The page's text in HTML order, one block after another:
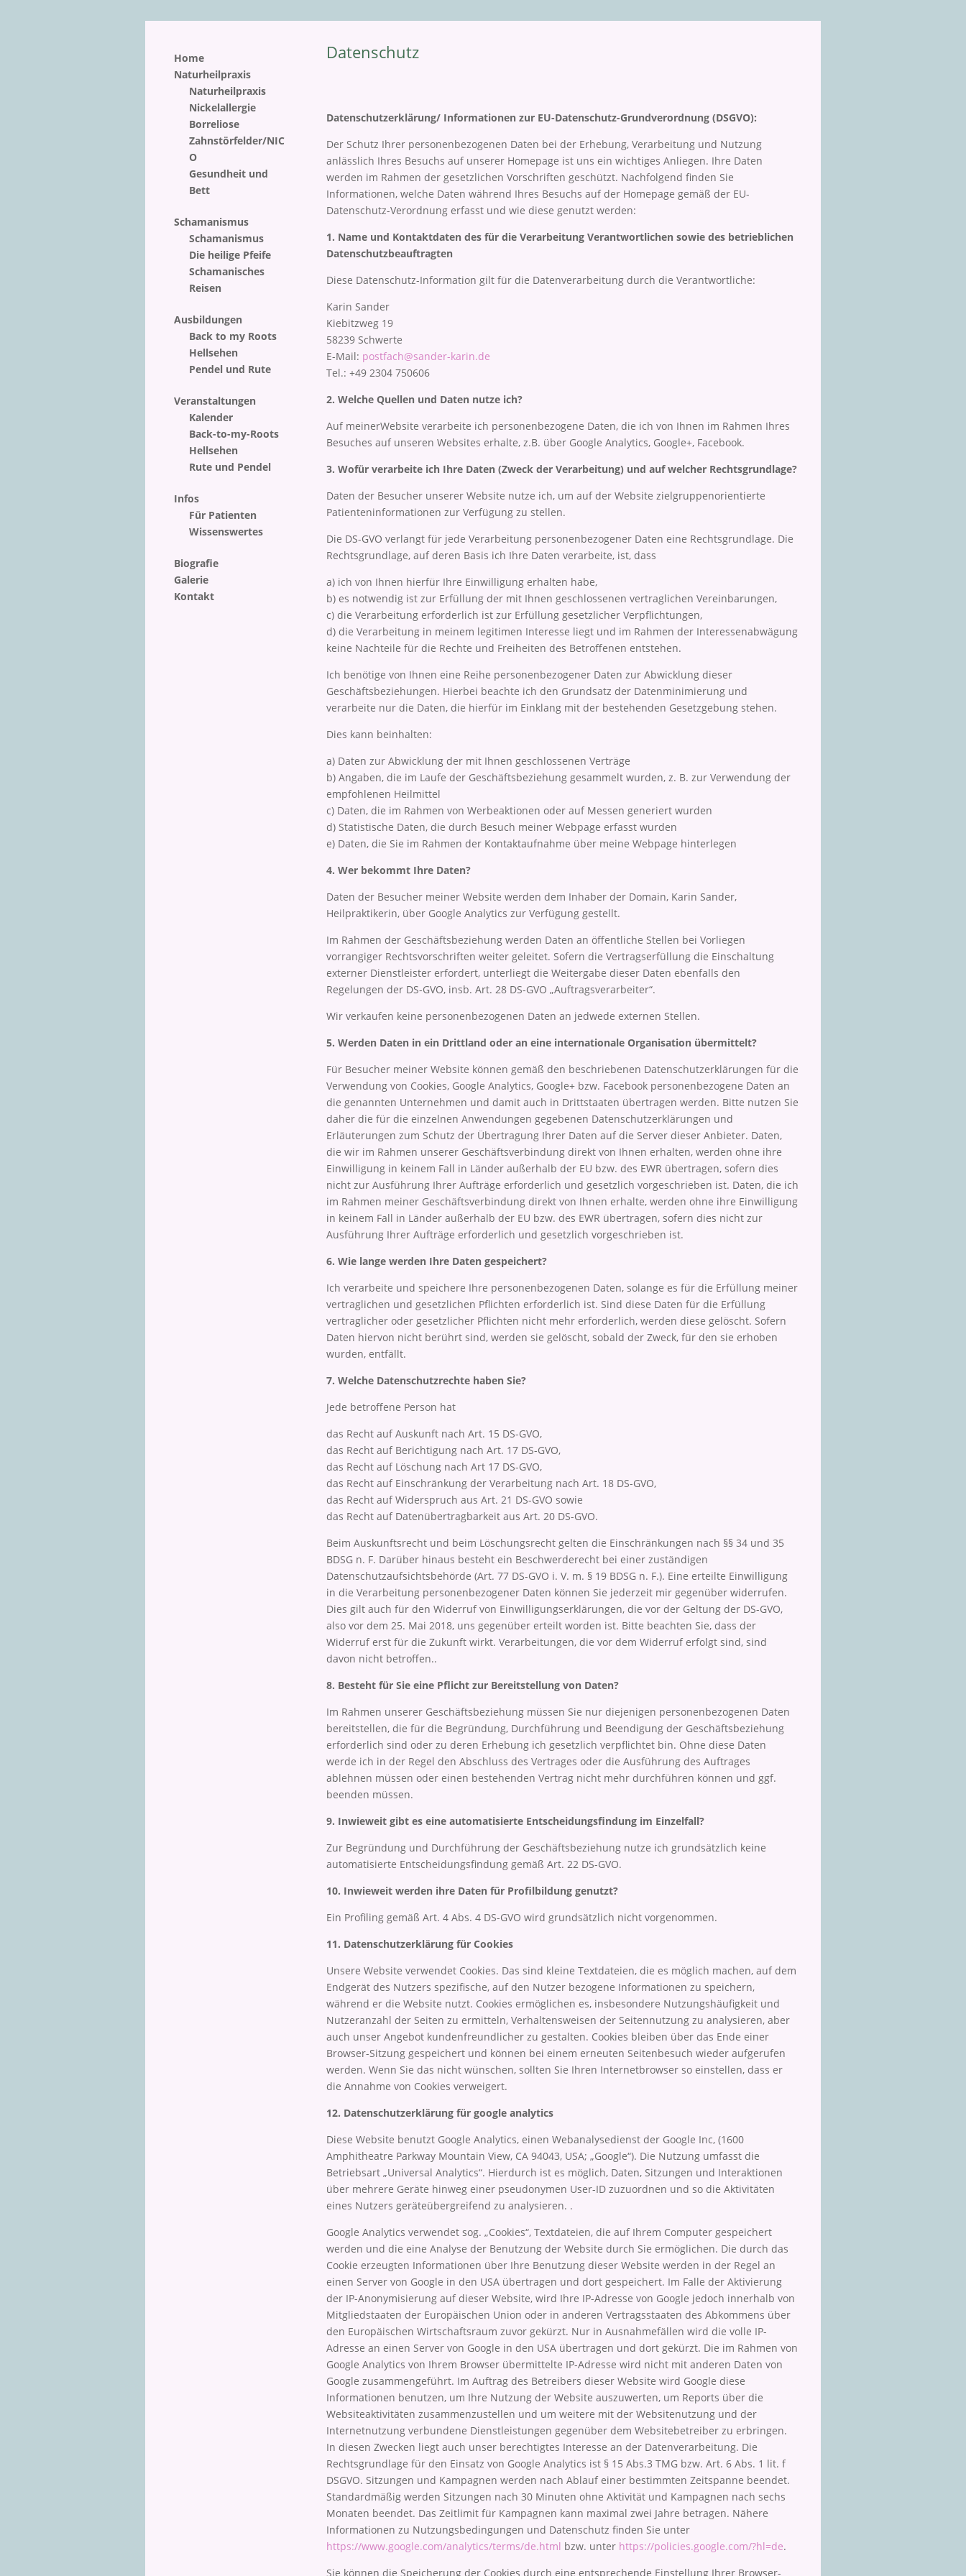
Home
Naturheilpraxis
Naturheilpraxis
Nickelallergie
Borreliose
Zahnstörfelder/NIC
O
Gesundheit und
Bett
Schamanismus
Schamanismus
Die heilige Pfeife
Schamanisches
Reisen
Ausbildungen
Back to my Roots
Hellsehen
Pendel und Rute
Veranstaltungen
Kalender
Back-to-my-Roots
Hellsehen
Rute und Pendel
Infos
Für Patienten
Wissenswertes
Biografie
Galerie
Kontakt
Datenschutz
Datenschutzerklärung/ Informationen zur EU-Datenschutz-Grundverordnung (DSGVO):
Der Schutz Ihrer personenbezogenen Daten bei der Erhebung, Verarbeitung und Nutzung
anlässlich Ihres Besuchs auf unserer Homepage ist uns ein wichtiges Anliegen. Ihre Daten
werden im Rahmen der gesetzlichen Vorschriften geschützt. Nachfolgend finden Sie
Informationen, welche Daten während Ihres Besuchs auf der Homepage gemäß der EU-
Datenschutz-Verordnung erfasst und wie diese genutzt werden:
1. Name und Kontaktdaten des für die Verarbeitung Verantwortlichen sowie des betrieblichen
Datenschutzbeauftragten
Diese Datenschutz-Information gilt für die Datenverarbeitung durch die Verantwortliche:
Karin Sander
Kiebitzweg 19
58239 Schwerte
E-Mail: postfach@sander-karin.de
Tel.: +49 2304 750606
2. Welche Quellen und Daten nutze ich?
Auf meinerWebsite verarbeite ich personenbezogene Daten, die ich von Ihnen im Rahmen Ihres
Besuches auf unseren Websites erhalte, z.B. über Google Analytics, Google+, Facebook.
3. Wofür verarbeite ich Ihre Daten (Zweck der Verarbeitung) und auf welcher Rechtsgrundlage?
Daten der Besucher unserer Website nutze ich, um auf der Website zielgruppenorientierte
Patienteninformationen zur Verfügung zu stellen.
Die DS-GVO verlangt für jede Verarbeitung personenbezogener Daten eine Rechtsgrundlage. Die
Rechtsgrundlage, auf deren Basis ich Ihre Daten verarbeite, ist, dass
a) ich von Ihnen hierfür Ihre Einwilligung erhalten habe,
b) es notwendig ist zur Erfüllung der mit Ihnen geschlossenen vertraglichen Vereinbarungen,
c) die Verarbeitung erforderlich ist zur Erfüllung gesetzlicher Verpflichtungen,
d) die Verarbeitung in meinem legitimen Interesse liegt und im Rahmen der Interessenabwägung
keine Nachteile für die Rechte und Freiheiten des Betroffenen entstehen.
Ich benötige von Ihnen eine Reihe personenbezogener Daten zur Abwicklung dieser
Geschäftsbeziehungen. Hierbei beachte ich den Grundsatz der Datenminimierung und
verarbeite nur die Daten, die hierfür im Einklang mit der bestehenden Gesetzgebung stehen.
Dies kann beinhalten:
a) Daten zur Abwicklung der mit Ihnen geschlossenen Verträge
b) Angaben, die im Laufe der Geschäftsbeziehung gesammelt wurden, z. B. zur Verwendung der
empfohlenen Heilmittel
c) Daten, die im Rahmen von Werbeaktionen oder auf Messen generiert wurden
d) Statistische Daten, die durch Besuch meiner Webpage erfasst wurden
e) Daten, die Sie im Rahmen der Kontaktaufnahme über meine Webpage hinterlegen
4. Wer bekommt Ihre Daten?
Daten der Besucher meiner Website werden dem Inhaber der Domain, Karin Sander,
Heilpraktikerin, über Google Analytics zur Verfügung gestellt.
Im Rahmen der Geschäftsbeziehung werden Daten an öffentliche Stellen bei Vorliegen
vorrangiger Rechtsvorschriften weiter geleitet. Sofern die Vertragserfüllung die Einschaltung
externer Dienstleister erfordert, unterliegt die Weitergabe dieser Daten ebenfalls den
Regelungen der DS-GVO, insb. Art. 28 DS-GVO „Auftragsverarbeiter“.
Wir verkaufen keine personenbezogenen Daten an jedwede externen Stellen.
5. Werden Daten in ein Drittland oder an eine internationale Organisation übermittelt?
Für Besucher meiner Website können gemäß den beschriebenen Datenschutzerklärungen für die
Verwendung von Cookies, Google Analytics, Google+ bzw. Facebook personenbezogene Daten an
die genannten Unternehmen und damit auch in Drittstaaten übertragen werden. Bitte nutzen Sie
daher die für die einzelnen Anwendungen gegebenen Datenschutzerklärungen und
Erläuterungen zum Schutz der Übertragung Ihrer Daten auf die Server dieser Anbieter. Daten,
die wir im Rahmen unserer Geschäftsverbindung direkt von Ihnen erhalten, werden ohne ihre
Einwilligung in keinem Fall in Länder außerhalb der EU bzw. des EWR übertragen, sofern dies
nicht zur Ausführung Ihrer Aufträge erforderlich und gesetzlich vorgeschrieben ist. Daten, die ich
im Rahmen meiner Geschäftsverbindung direkt von Ihnen erhalte, werden ohne ihre Einwilligung
in keinem Fall in Länder außerhalb der EU bzw. des EWR übertragen, sofern dies nicht zur
Ausführung Ihrer Aufträge erforderlich und gesetzlich vorgeschrieben ist.
6. Wie lange werden Ihre Daten gespeichert?
Ich verarbeite und speichere Ihre personenbezogenen Daten, solange es für die Erfüllung meiner
vertraglichen und gesetzlichen Pflichten erforderlich ist. Sind diese Daten für die Erfüllung
vertraglicher oder gesetzlicher Pflichten nicht mehr erforderlich, werden diese gelöscht. Sofern
Daten hiervon nicht berührt sind, werden sie gelöscht, sobald der Zweck, für den sie erhoben
wurden, entfällt.
7. Welche Datenschutzrechte haben Sie?
Jede betroffene Person hat
das Recht auf Auskunft nach Art. 15 DS-GVO,
das Recht auf Berichtigung nach Art. 17 DS-GVO,
das Recht auf Löschung nach Art 17 DS-GVO,
das Recht auf Einschränkung der Verarbeitung nach Art. 18 DS-GVO,
das Recht auf Widerspruch aus Art. 21 DS-GVO sowie
das Recht auf Datenübertragbarkeit aus Art. 20 DS-GVO.
Beim Auskunftsrecht und beim Löschungsrecht gelten die Einschränkungen nach §§ 34 und 35
BDSG n. F. Darüber hinaus besteht ein Beschwerderecht bei einer zuständigen
Datenschutzaufsichtsbehörde (Art. 77 DS-GVO i. V. m. § 19 BDSG n. F.). Eine erteilte Einwilligung
in die Verarbeitung personenbezogener Daten können Sie jederzeit mir gegenüber widerrufen.
Dies gilt auch für den Widerruf von Einwilligungserklärungen, die vor der Geltung der DS-GVO,
also vor dem 25. Mai 2018, uns gegenüber erteilt worden ist. Bitte beachten Sie, dass der
Widerruf erst für die Zukunft wirkt. Verarbeitungen, die vor dem Widerruf erfolgt sind, sind
davon nicht betroffen..
8. Besteht für Sie eine Pflicht zur Bereitstellung von Daten?
Im Rahmen unserer Geschäftsbeziehung müssen Sie nur diejenigen personenbezogenen Daten
bereitstellen, die für die Begründung, Durchführung und Beendigung der Geschäftsbeziehung
erforderlich sind oder zu deren Erhebung ich gesetzlich verpflichtet bin. Ohne diese Daten
werde ich in der Regel den Abschluss des Vertrages oder die Ausführung des Auftrages
ablehnen müssen oder einen bestehenden Vertrag nicht mehr durchführen können und ggf.
beenden müssen.
9. Inwieweit gibt es eine automatisierte Entscheidungsfindung im Einzelfall?
Zur Begründung und Durchführung der Geschäftsbeziehung nutze ich grundsätzlich keine
automatisierte Entscheidungsfindung gemäß Art. 22 DS-GVO.
10. Inwieweit werden ihre Daten für Profilbildung genutzt?
Ein Profiling gemäß Art. 4 Abs. 4 DS-GVO wird grundsätzlich nicht vorgenommen.
11. Datenschutzerklärung für Cookies
Unsere Website verwendet Cookies. Das sind kleine Textdateien, die es möglich machen, auf dem
Endgerät des Nutzers spezifische, auf den Nutzer bezogene Informationen zu speichern,
während er die Website nutzt. Cookies ermöglichen es, insbesondere Nutzungshäufigkeit und
Nutzeranzahl der Seiten zu ermitteln, Verhaltensweisen der Seitennutzung zu analysieren, aber
auch unser Angebot kundenfreundlicher zu gestalten. Cookies bleiben über das Ende einer
Browser-Sitzung gespeichert und können bei einem erneuten Seitenbesuch wieder aufgerufen
werden. Wenn Sie das nicht wünschen, sollten Sie Ihren Internetbrowser so einstellen, dass er
die Annahme von Cookies verweigert.
12. Datenschutzerklärung für google analytics
Diese Website benutzt Google Analytics, einen Webanalysedienst der Google Inc, (1600
Amphitheatre Parkway Mountain View, CA 94043, USA; „Google“). Die Nutzung umfasst die
Betriebsart „Universal Analytics“. Hierdurch ist es möglich, Daten, Sitzungen und Interaktionen
über mehrere Geräte hinweg einer pseudonymen User-ID zuzuordnen und so die Aktivitäten
eines Nutzers geräteübergreifend zu analysieren. .
Google Analytics verwendet sog. „Cookies“, Textdateien, die auf Ihrem Computer gespeichert
werden und die eine Analyse der Benutzung der Website durch Sie ermöglichen. Die durch das
Cookie erzeugten Informationen über Ihre Benutzung dieser Website werden in der Regel an
einen Server von Google in den USA übertragen und dort gespeichert. Im Falle der Aktivierung
der IP-Anonymisierung auf dieser Website, wird Ihre IP-Adresse von Google jedoch innerhalb von
Mitgliedstaaten der Europäischen Union oder in anderen Vertragsstaaten des Abkommens über
den Europäischen Wirtschaftsraum zuvor gekürzt. Nur in Ausnahmefällen wird die volle IP-
Adresse an einen Server von Google in den USA übertragen und dort gekürzt. Die im Rahmen von
Google Analytics von Ihrem Browser übermittelte IP-Adresse wird nicht mit anderen Daten von
Google zusammengeführt. Im Auftrag des Betreibers dieser Website wird Google diese
Informationen benutzen, um Ihre Nutzung der Website auszuwerten, um Reports über die
Websiteaktivitäten zusammenzustellen und um weitere mit der Websitenutzung und der
Internetnutzung verbundene Dienstleistungen gegenüber dem Websitebetreiber zu erbringen.
In diesen Zwecken liegt auch unser berechtigtes Interesse an der Datenverarbeitung. Die
Rechtsgrundlage für den Einsatz von Google Analytics ist § 15 Abs.3 TMG bzw. Art. 6 Abs. 1 lit. f
DSGVO. Sitzungen und Kampagnen werden nach Ablauf einer bestimmten Zeitspanne beendet.
Standardmäßig werden Sitzungen nach 30 Minuten ohne Aktivität und Kampagnen nach sechs
Monaten beendet. Das Zeitlimit für Kampagnen kann maximal zwei Jahre betragen. Nähere
Informationen zu Nutzungsbedingungen und Datenschutz finden Sie unter
https://www.google.com/analytics/terms/de.html bzw. unter https://policies.google.com/?hl=de.
Sie können die Speicherung der Cookies durch eine entsprechende Einstellung Ihrer Browser-